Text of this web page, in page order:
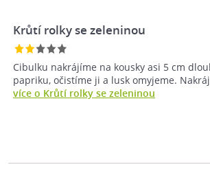
Krůtí rolky se zeleninou
Cibulku nakrájíme na kousky asi 5 cm
papriku, očistíme ji a lusk omyjeme.
více o Krůtí rolky se zeleninou